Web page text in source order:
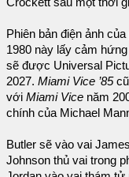
Crockett sau một thời
Phiên bản điện ảnh
1980 này lấy cảm
sẽ được Universal
2027. Miami Vice ’85
với Miami Vice năm
chính của Michael
Butler sẽ vào vai
Johnson thủ vai trong